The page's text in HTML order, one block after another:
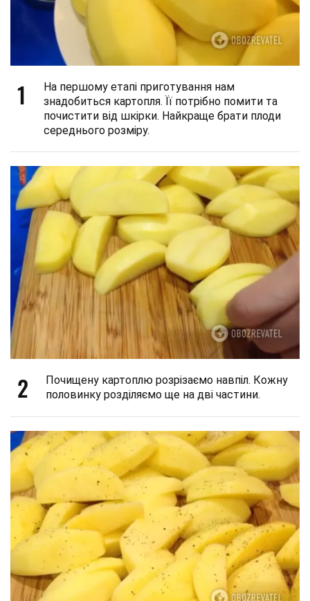
1
На першому етапі приготування нам
знадобиться картопля. Її потрібно помити та
почистити від шкірки. Найкраще брати плоди
середнього розміру.
2
Почищену картоплю розрізаємо навпіл. Кожну
половинку розділяємо ще на дві частини.